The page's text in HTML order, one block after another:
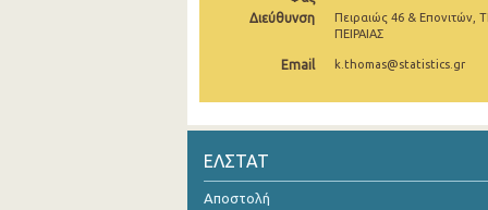
1o Τρίμηνο 2019
4o Τρίμηνο 2018
Διεύθυνση
Πειραιώς 46 & Επονιτών,
ΠΕΙΡΑΙΑΣ
Email k.thomas@statistics.gr
ΕΛΣΤΑΤ
Αποστολή